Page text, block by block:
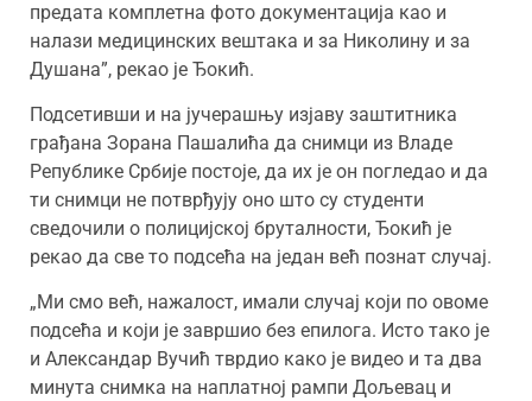
предата комплетна фото документација као и
налази медицинских вештака и за Николину и за
Душана”, рекао је Ђокић.
Подсетивши и на јучерашњу изјаву заштитника
грађана Зорана Пашалића да снимци из Владе
Републике Србије постоје, да их је он погледао и да
ти снимци не потврђују оно што су студенти
сведочили о полицијској бруталности, Ђокић је
рекао да све то подсећа на један већ познат случај.
„Ми смо већ, нажалост, имали случај који по овоме
подсећа и који је завршио без епилога. Исто тако је
и Александар Вучић тврдио како је видео и та два
минута снимка на наплатној рампи Дољевац и